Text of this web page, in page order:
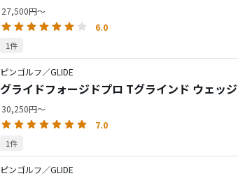
27,500円～
6.0
1件
ピンゴルフ／GLIDE
グライドフォージドプロ Tグラインド ウェッジ
30,250円～
7.0
1件
ピンゴルフ／GLIDE